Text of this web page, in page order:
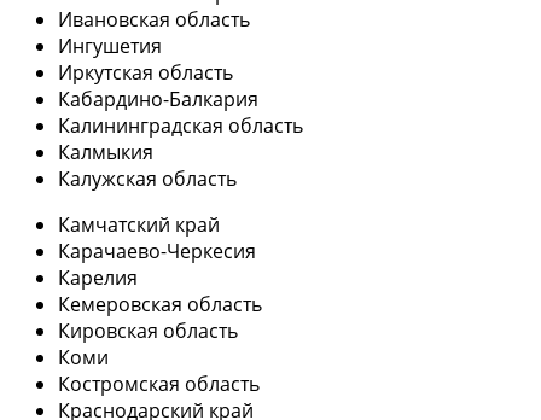
Ивановская область
Ингушетия
Иркутская область
Кабардино-Балкария
Калининградская область
Калмыкия
Калужская область
Камчатский край
Карачаево-Черкесия
Карелия
Кемеровская область
Кировская область
Коми
Костромская область
Краснодарский край